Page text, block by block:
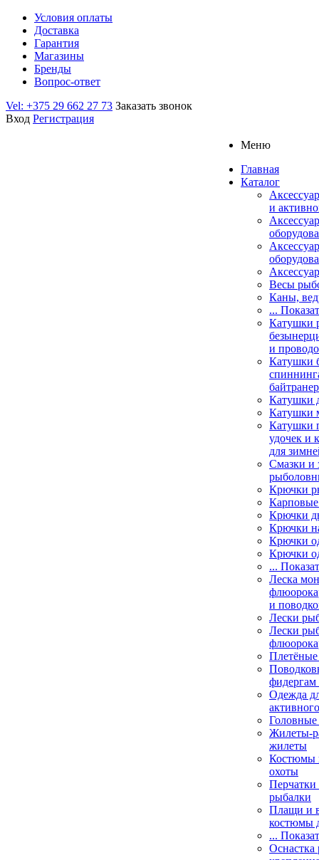
Условия оплаты
Доставка
Гарантия
Магазины
Бренды
Вопрос-ответ
Vel: +375 29 662 27 73 Заказать звонок
Вход Регистрация
Меню
Главная
Каталог
и
Весы
Каны,
...
Катушки
и
Катушки
Катушки
Катушки
Катушки
удочек и
для
Смазки и
Крючки
Крючки
Крючки
Крючки
Крючки
...
Леска
и
Лески
Лески
Одежда
Жилеты-
жилеты
Костюмы
охоты
Перчатки
рыбалки
Плащи и
костюмы
...
Оснастка